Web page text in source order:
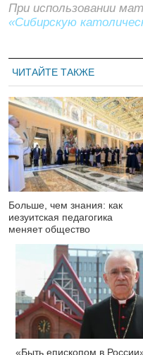
При использовании
«Сибирскую
ЧИТАЙТЕ ТАКЖЕ
Больше, чем знания: как
иезуитская педагогика
меняет общество
«Быть епископом в